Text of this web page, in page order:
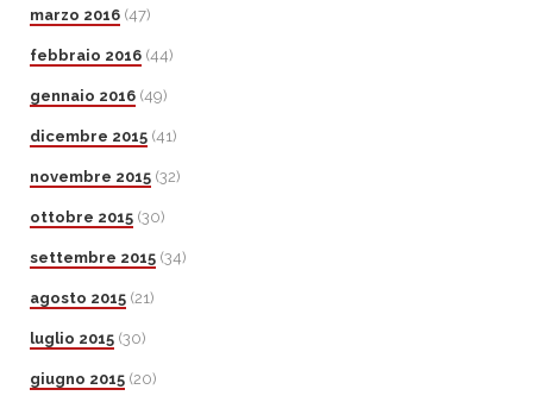
marzo 2016 (47)
febbraio 2016 (44)
gennaio 2016 (49)
dicembre 2015 (41)
novembre 2015 (32)
ottobre 2015 (30)
settembre 2015 (34)
agosto 2015 (21)
luglio 2015 (30)
giugno 2015 (20)